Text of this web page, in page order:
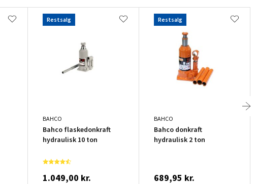
Restsalg
BAHCO
Bahco flaskedonkraft
hydraulisk 10 ton
1.049,00 kr.
Restsalg
BAHCO
Bahco donkraft
hydraulisk 2 ton
689,95 kr.